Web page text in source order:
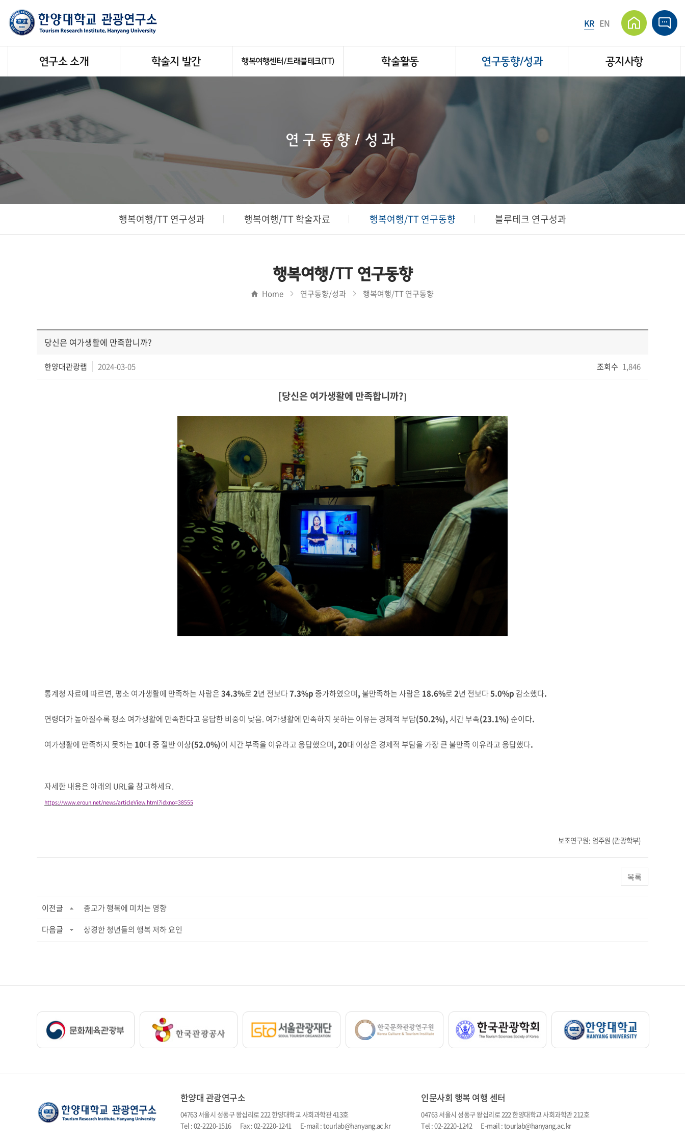
KR EN
연구소 소개 학술지 발간 행복여행센터/트래블테크(TT) 학술활동 연구동향/성과 공지사항
연구동향/성과
행복여행/TT 연구성과 행복여행/TT 학술자료 행복여행/TT 연구동향 블루테크 연구성과
행복여행/TT 연구동향
Home 연구동향/성과 행복여행/TT 연구동향
당신은 여가생활에 만족합니까?
한양대관광랩 2024-03-05 조회수 1,846
[당신은 여가생활에 만족합니까?]
통계청 자료에 따르면, 평소 여가생활에 만족하는 사람은34.3%로2년 전보다7.3%p증가하였으며, 불만족하는 사람은 18.6%로2년 전보다5.0%p 감소했다.
연령대가 높아질수록 평소 여가생활에 만족한다고 응답한 비중이 낮음. 여가생활에 만족하지 못하는 이유는 경제적 부담(50.2%), 시간 부족(23.1%)순이다.
여가생활에 만족하지 못하는 10대 중 절반 이상(52.0%)이 시간 부족을 이유라고 응답했으며, 20대 이상은 경제적 부담을 가장 큰 불만족 이유라고 응답했다.
자세한 내용은 아래의 URL을 참고하세요.
https://www.eroun.net/news/articleView.html?idxno=38555
보조연구원: 엄주원 (관광학부)
목록
이전글
종교가 행복에 미치는 영향
다음글
상경한 청년들의 행복 저하 요인
한양대 관광연구소
04763 서울시 성동구 왕십리로 222 한양대학교 사회과학관 413호
Tel : 02-2220-1516 Fax : 02-2220-1241 E-mail : tourlab@hanyang.ac.kr
인문사회 행복 여행 센터
04763 서울시 성동구 왕십리로 222 한양대학교 사회과학관 212호
Tel : 02-2220-1242 E-mail : tourlab@hanyang.ac.kr